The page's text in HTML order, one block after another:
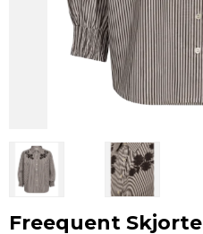
Freequent Skjorte